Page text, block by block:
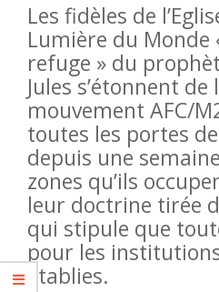
Les fidèles de
Lumière du Monde
refuge » du
Jules s’étonnent
mouvement AFC/
toutes les portes
depuis une
zones qu’ils
leur doctrine tirée
qui stipule que
pour les
établies.